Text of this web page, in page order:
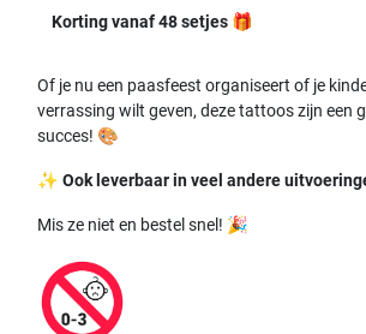
Korting vanaf 48 setjes 🎁
Of je nu een paasfeest organiseert of je
verrassing wilt geven, deze tattoos zijn een
succes! 🎨
✨Ook leverbaar in veel andere
Mis ze niet en bestel snel! 🎉